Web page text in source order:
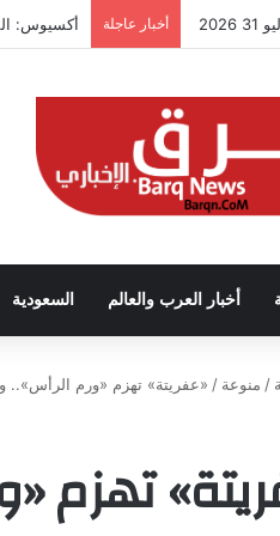
أخبار عاجلة أكسيوس:
أخبار العرب والعالم السعودية
/ منوعة / «عفريتة» تهزم «ورم الرأس»..
تهزم